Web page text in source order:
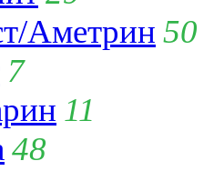
Аметрин 50
7
11
48